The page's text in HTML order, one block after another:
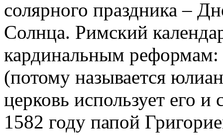
солярного праздника –
Солнца. Римский
кардинальным
(потому называется
церковь использует его и
1582 году папой